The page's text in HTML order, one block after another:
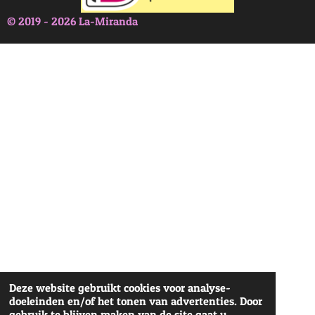
Deze website gebruikt cookies voor analyse-
doeleinden en/of het tonen van advertenties. Door
© 2019 - 2026 La-Miranda